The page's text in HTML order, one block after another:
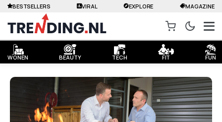
WONEN BEAUTY TECH FIT FUN
BESTSELLERS VIRAL EXPLORE MAGAZINE